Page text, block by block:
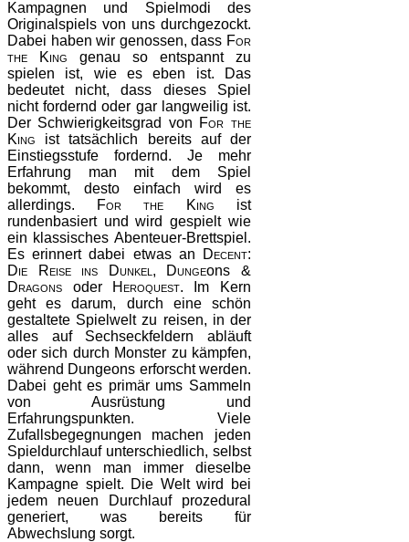
Kampagnen und Spielmodi des
Originalspiels von uns durchgezockt.
Dabei haben wir genossen, dass For
the King genau so entspannt zu
spielen ist, wie es eben ist. Das
bedeutet nicht, dass dieses Spiel
nicht fordernd oder gar langweilig ist.
Der Schwierigkeitsgrad von For the
King ist tatsächlich bereits auf der
Einstiegsstufe fordernd. Je mehr
Erfahrung man mit dem Spiel
bekommt, desto einfach wird es
allerdings.
For the King ist
rundenbasiert und wird gespielt wie
ein klassisches Abenteuer-Brettspiel.
Es erinnert dabei etwas an
Decent:
Die Reise ins Dunkel , Dungeons &
Dragons oder Heroquest. Im Kern
geht es darum, durch eine schön
gestaltete Spielwelt zu reisen, in der
alles auf Sechseckfeldern abläuft
oder sich durch Monster zu kämpfen,
während Dungeons erforscht werden.
Dabei geht es primär ums Sammeln
von Ausrüstung und
Erfahrungspunkten. Viele
Zufallsbegegnungen machen jeden
Spieldurchlauf unterschiedlich, selbst
dann, wenn man immer dieselbe
Kampagne spielt. Die Welt wird bei
jedem neuen Durchlauf prozedural
generiert, was bereits für
Abwechslung sorgt.